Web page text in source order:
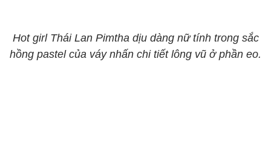
Hot girl Thái Lan Pimtha dịu dàng nữ tính trong sắc
hồng pastel của váy nhấn chi tiết lông vũ ở phần eo.